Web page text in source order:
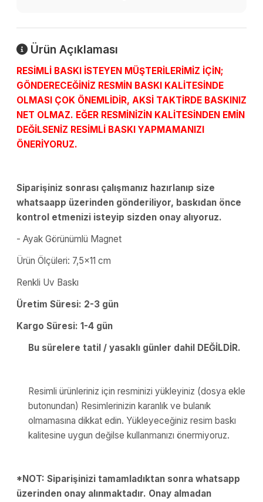
Ürün Açıklaması
RESİMLİ BASKI İSTEYEN MÜŞTERİLERİMİZ İÇİN;
GÖNDERECEĞİNİZ RESMİN BASKI KALİTESİNDE
OLMASI ÇOK ÖNEMLİDİR, AKSİ TAKTİRDE BASKINIZ
NET OLMAZ. EĞER RESMİNİZİN KALİTESİNDEN EMİN
DEĞİLSENİZ RESİMLİ BASKI YAPMAMANIZI
ÖNERİYORUZ.
Siparişiniz sonrası çalışmanız hazırlanıp size
whatsaapp üzerinden gönderiliyor, baskıdan önce
kontrol etmenizi isteyip sizden onay alıyoruz.
- Ayak Görünümlü Magnet
Ürün Ölçüleri: 7,5x11 cm
Renkli Uv Baskı
Üretim Süresi: 2-3 gün
Kargo Süresi: 1-4 gün
Bu sürelere tatil / yasaklı günler dahil DEĞİLDİR.
Resimli ürünleriniz için resminizi yükleyiniz (dosya ekle
butonundan) Resimlerinizin karanlık ve bulanık
olmamasına dikkat edin. Yükleyeceğiniz resim baskı
kalitesine uygun değilse kullanmanızı önermiyoruz.
*NOT: Siparişinizi tamamladıktan sonra whatsapp
üzerinden onay alınmaktadır. Onay almadan